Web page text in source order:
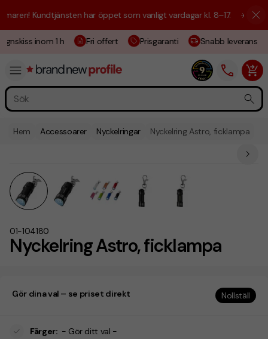
Kundtjänsten har öppet som vanligt vardagar kl. 8–17. ☀️ Vi är
inom 1 h Fri offert Prisgaranti Snabb leverans
Hem Accessoarer Nyckelringar Nyckelring Astro, ficklampa
Nyckelring Astro, ficklampa
01-104180
Gör dina val – se priset direkt Nollställ
Färger: - Gör ditt val -